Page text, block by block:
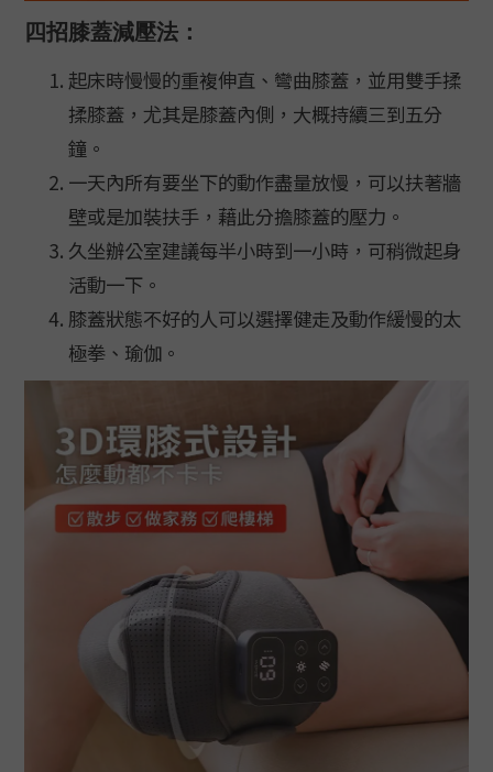
四招膝蓋減壓法：
起床時慢慢的重複伸直、彎曲膝蓋，並用雙手揉
揉膝蓋，尤其是膝蓋內側，大概持續三到五分
鐘。
一天內所有要坐下的動作盡量放慢，可以扶著牆
壁或是加裝扶手，藉此分擔膝蓋的壓力。
久坐辦公室建議每半小時到一小時，可稍微起身
活動一下。
膝蓋狀態不好的人可以選擇健走及動作緩慢的太
極拳、瑜伽。